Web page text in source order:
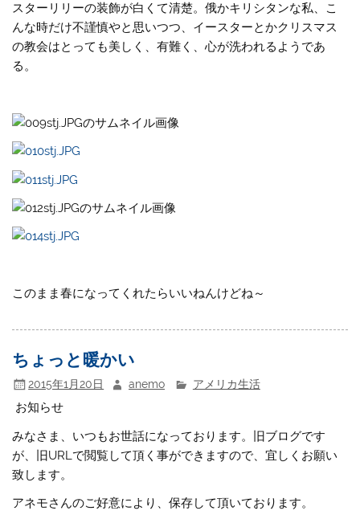
スターリリーの装飾が白くて清楚。俄かキリシタンな私、こ
んな時だけ不謹慎やと思いつつ、イースターとかクリスマス
の教会はとっても美しく、有難く、心が洗われるようであ
る。
このまま春になってくれたらいいねんけどね～
ちょっと暖かい
2015年1月20日 anemo アメリカ生活
お知らせ
みなさま、いつもお世話になっております。旧ブログです
が、旧URLで閲覧して頂く事ができますので、宜しくお願い
致します。
アネモさんのご好意により、保存して頂いております。